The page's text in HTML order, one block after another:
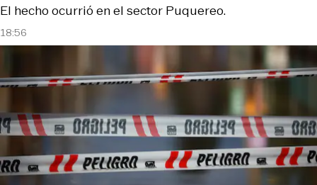
18:56
El hecho ocurrió en el sector Puquereo.